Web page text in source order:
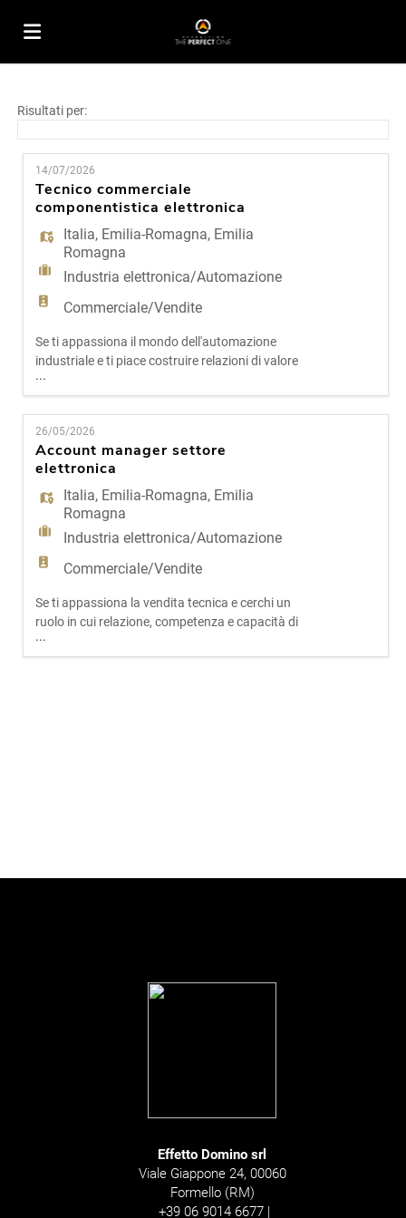
Offerte
di
lavoro
Carica
il
CV
Login
Lingua
FR
IT
DE
ES
Risultati per:
14/07/2026
Tecnico commerciale
componentistica elettronica
Italia, Emilia-Romagna, Emilia
Romagna
Industria elettronica/Automazione
Commerciale/Vendite
Se ti appassiona il mondo dell'automazione
industriale e ti piace costruire relazioni di valore
con i clienti, se trovi soddisfazione nel
comprendere un'esigenza tecnica e trasformarla
nella soluzione più adatta, allora potresti essere la
persona giusta per questa opportunità. Il nostro
cliente è una realtà solida e affermata,
specializzata nel
...
26/05/2026
Account manager settore
elettronica
Italia, Emilia-Romagna, Emilia
Romagna
Industria elettronica/Automazione
Commerciale/Vendite
Se ti appassiona la vendita tecnica e cerchi un
ruolo in cui relazione, competenza e capacità di
proporre soluzioni fanno davvero la differenza,
questa opportunità potrebbe essere perfetta per
...
Effetto Domino srl
Viale Giappone 24, 00060
Formello (RM)
+39 06 9014 6677 |